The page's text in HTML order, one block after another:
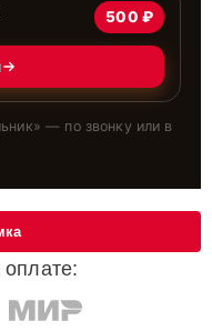
500 ₽
» — по звонку или в